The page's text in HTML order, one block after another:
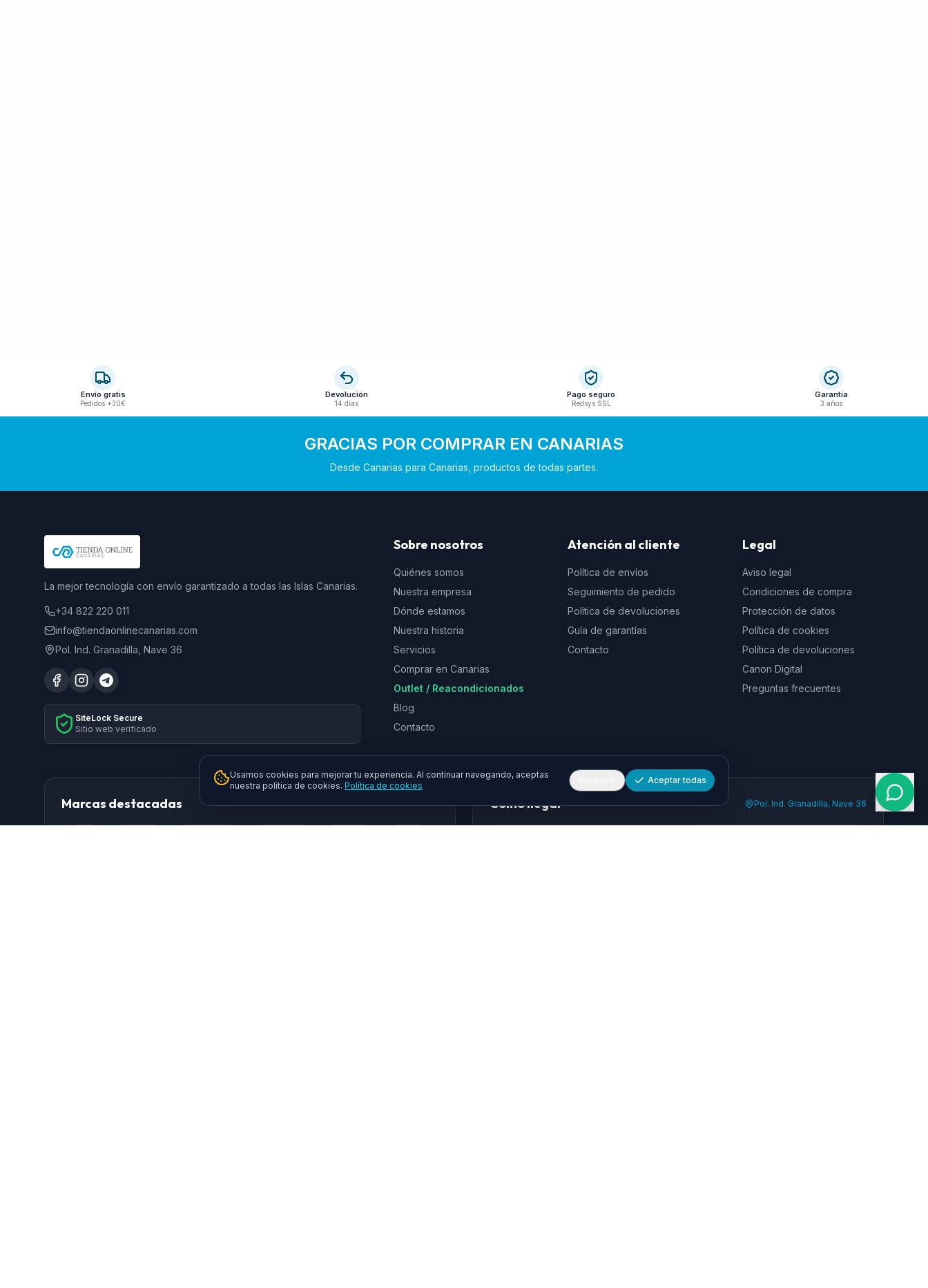
Envío gratis
Pedidos +30€
Devolución
14 días
Pago seguro
Redsys SSL
Garantía
3 años
GRACIAS POR COMPRAR EN CANARIAS
Desde Canarias para Canarias, productos de todas partes.
La mejor tecnología con envío garantizado a todas las Islas Canarias.
+34 822 220 011
info@tiendaonlinecanarias.com
Pol. Ind. Granadilla, Nave 36
SiteLock Secure
Sitio web verificado
Sobre nosotros
Quiénes somos
Nuestra empresa
Dónde estamos
Nuestra historia
Servicios
Comprar en Canarias
Outlet / Reacondicionados
Blog
Contacto
Atención al cliente
Política de envíos
Seguimiento de pedido
Política de devoluciones
Guía de garantías
Contacto
Legal
Aviso legal
Condiciones de compra
Protección de datos
Política de cookies
Política de devoluciones
Canon Digital
Preguntas frecuentes
Marcas destacadas Cómo llegar Pol. Ind. Granadilla, Nave 36
Usamos cookies para mejorar tu experiencia. Al continuar navegando, aceptas
nuestra política de cookies. Política de cookies
Aceptar todas